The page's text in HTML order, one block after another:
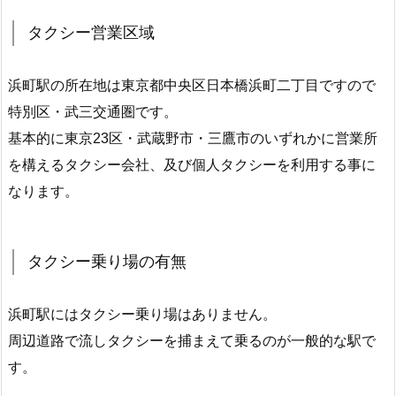
タクシー営業区域
浜町駅の所在地は東京都中央区日本橋浜町二丁目ですので
特別区・武三交通圏です。
基本的に東京23区・武蔵野市・三鷹市のいずれかに営業所
を構えるタクシー会社、及び個人タクシーを利用する事に
なります。
タクシー乗り場の有無
浜町駅にはタクシー乗り場はありません。
周辺道路で流しタクシーを捕まえて乗るのが一般的な駅で
す。